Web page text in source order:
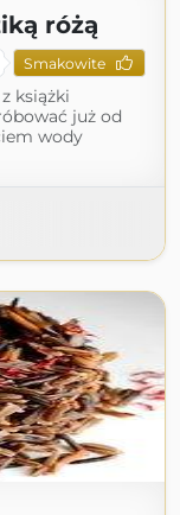
różą
Smakowite
książki
już od
wody